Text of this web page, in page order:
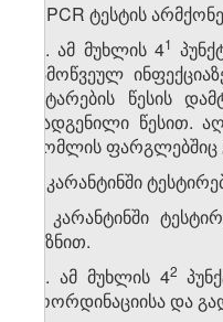
ბ) PCR ტესტის
. ამ მუხლის 4​1
გამოწვეულ
ჩატარების წესის
დადგენილი წესით.
რომლის
ა) კარანტინში
ბ) კარანტინში
მიზნით.
. ამ მუხლის 4​2
კოორდინაციისა და